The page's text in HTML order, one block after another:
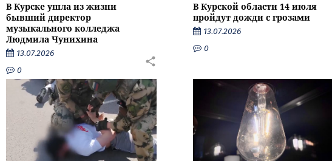
В Курске ушла из жизни
бывший директор
музыкального колледжа
Людмила Чунихина
13.07.2026
0
В Курской области 14 июля
пройдут дожди с грозами
13.07.2026
0